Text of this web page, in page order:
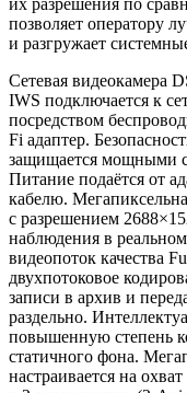
позволяет оператору
и разгружает
Сетевая видеокамера
IWS подключается к
посредством
Fi адаптер.
защищается мощными
Питание подаётся от
кабелю.
с разрешением
наблюдения в
видеопоток качества
двухпотоковое
записи в архив и
раздельно.
повышенную степень
статичного фона.
настраивается на